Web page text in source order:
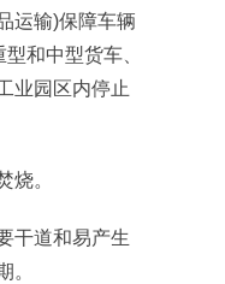
运输)保障车辆
和中型货车、
业园区内停止
。
干道和易产生
。